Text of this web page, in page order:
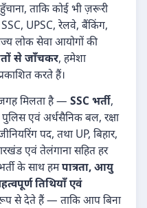
ताकि कोई भी ज़रूरी
UPSC, रेलवे, बैंकिंग,
लोक सेवा आयोगों की
से जाँचकर, हमेशा
करते हैं।
मिलता है — SSC भर्ती,
एवं अर्धसैनिक बल, रक्षा
पद, तथा UP, बिहार,
एवं तेलंगाना सहित हर
के साथ हमपात्रता, आयु
तिथियाँ एवं
रूप से देते हैं — ताकि आप बिना